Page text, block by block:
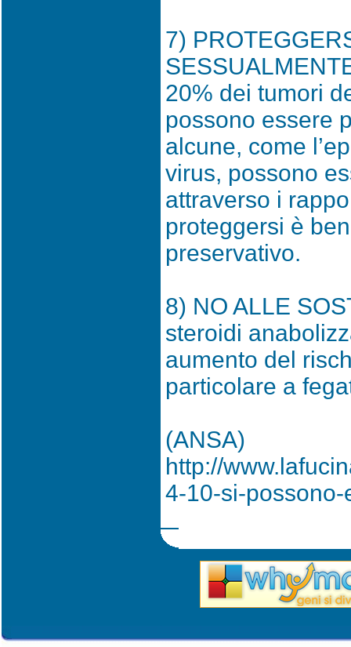
7)
20% dei tumori
possono essere
alcune, come
virus, possono
attraverso i
proteggersi è
preservativo.
8) NO ALLE
steroidi
aumento del
particolare a
(ANSA)
http://
4-10-si-